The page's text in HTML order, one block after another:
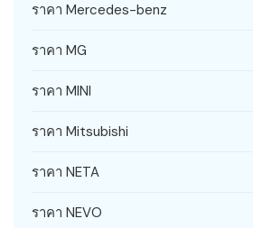
ราคา Mercedes-benz
ราคา MG
ราคา MINI
ราคา Mitsubishi
ราคา NETA
ราคา NEVO